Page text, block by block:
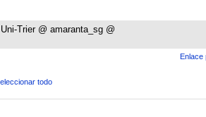
Uni-Trier @ amaranta_sg @
Enlace
todo